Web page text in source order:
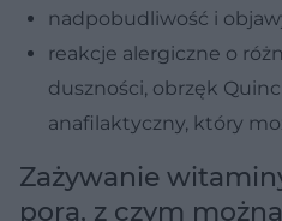
nadpobudliwość i
reakcje alergiczne o
duszności, obrzęk
anafilaktyczny, który
Zażywanie
pora, z czym